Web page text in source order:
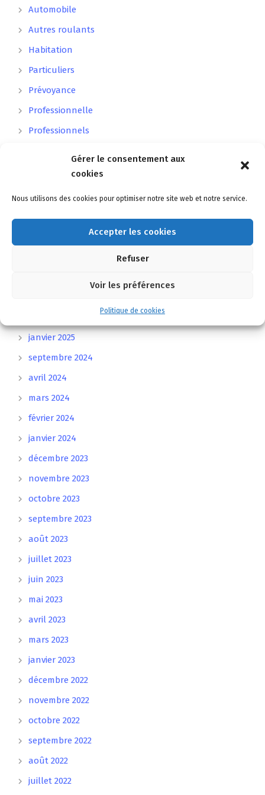
Gérer le consentement aux
cookies
Nous utilisons des cookies pour optimiser notre site web et notre service.
Accepter les cookies
Refuser
Voir les préférences
Politique de cookies
Automobile
Autres roulants
Habitation
Particuliers
Prévoyance
Professionnelle
Professionnels
Voiture sans permis
janvier 2025
septembre 2024
avril 2024
mars 2024
février 2024
janvier 2024
décembre 2023
novembre 2023
octobre 2023
septembre 2023
août 2023
juillet 2023
juin 2023
mai 2023
avril 2023
mars 2023
janvier 2023
décembre 2022
novembre 2022
octobre 2022
septembre 2022
août 2022
juillet 2022